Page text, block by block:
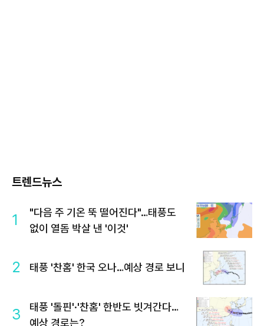
트렌드뉴스
1
"다음 주 기온 뚝 떨어진다"…태풍도
없이 열돔 박살 낸 '이것'
2 태풍 '찬홈' 한국 오나…예상 경로 보니
3
태풍 '돌핀'·'찬홈' 한반도 빗겨간다…
예상 경로는?